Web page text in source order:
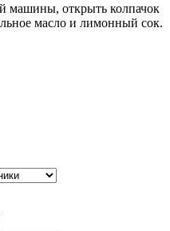
машины, открыть колпачок
масло и лимонный сок.